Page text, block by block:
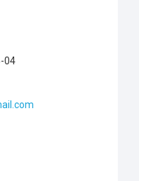
04